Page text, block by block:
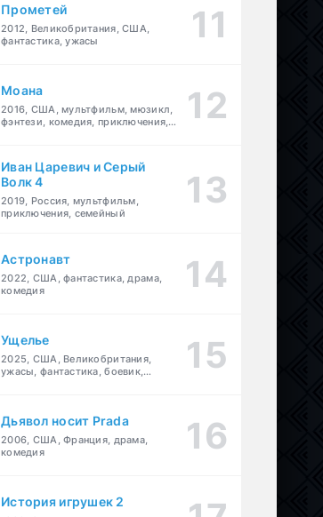
Прометей
2012, Великобритания, США,
фантастика, ужасы
Моана
2016, США, мультфильм, мюзикл,
фэнтези, комедия, приключения,
Иван Царевич и Серый
Волк 4
2019, Россия, мультфильм,
приключения, семейный
Астронавт
2022, США, фантастика, драма,
комедия
Ущелье
2025, США, Великобритания,
ужасы, фантастика, боевик,
Дьявол носит Prada
2006, США, Франция, драма,
комедия
История игрушек 2